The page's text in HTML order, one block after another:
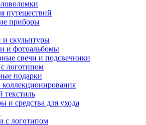
путешествий
приборы
и скульптуры
и фотоальбомы
свечи и подсвечники
логотипом
подарки
и средства для ухода
с логотипом